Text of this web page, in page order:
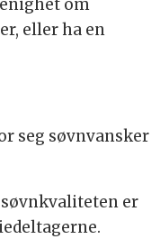
om
eller ha en
seg søvnvansker
er